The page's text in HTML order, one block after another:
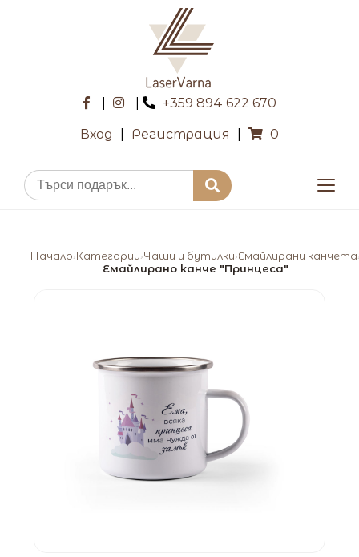
+359 894 622 670
Вход Регистрация 0
Начало›Категории›Чаши и бутилки›Емайлирани канчета
Емайлирано канче "Принцеса"